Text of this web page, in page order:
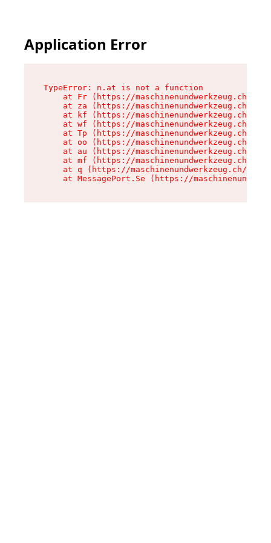
Application Error
TypeError: n.at is not a function
at Fr (https://maschinenundwerkzeug.ch/
at za (https://maschinenundwerkzeug.ch/
at kf (https://maschinenundwerkzeug.ch/
at wf (https://maschinenundwerkzeug.ch/
at Tp (https://maschinenundwerkzeug.ch/
at oo (https://maschinenundwerkzeug.ch/
at au (https://maschinenundwerkzeug.ch/
at mf (https://maschinenundwerkzeug.ch/
at q (https://maschinenundwerkzeug.ch/
at MessagePort.Se (https://